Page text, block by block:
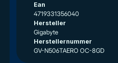
Ean
4719331356040
Hersteller
Gigabyte
Herstellernummer
GV-N506TAERO OC-8GD